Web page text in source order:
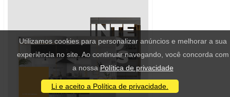
Utilizamos cookies para personalizar anúncios e melhorar a sua
experiência no site. Ao continuar navegando, você concorda com
a nossaPolítica de privacidade
Li e aceito a Política de privacidade.